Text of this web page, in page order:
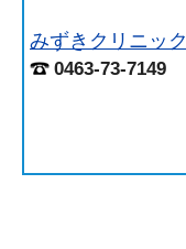
みずきクリニック
0463-73-7149